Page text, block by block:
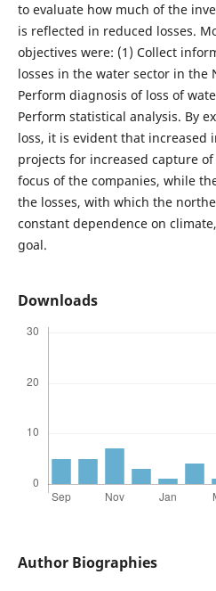
to evaluate how much of the
is reflected in reduced losses.
objectives were: (1) Collect
losses in the water sector in the
Perform diagnosis of loss of
Perform statistical analysis. By
loss, it is evident that increased
projects for increased capture
focus of the companies, while
the losses, with which the
constant dependence on
goal.
Downloads
Author Biographies